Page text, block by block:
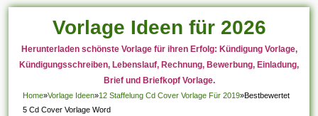
Vorlage Ideen für 2026
Herunterladen schönste Vorlage für ihren Erfolg: Kündigung Vorlage,
Kündigungsschreiben, Lebenslauf, Rechnung, Bewerbung, Einladung,
Brief und Briefkopf Vorlage.
Home»Vorlage Ideen»12 Staffelung Cd Cover Vorlage Für 2019»Bestbewertet
5 Cd Cover Vorlage Word